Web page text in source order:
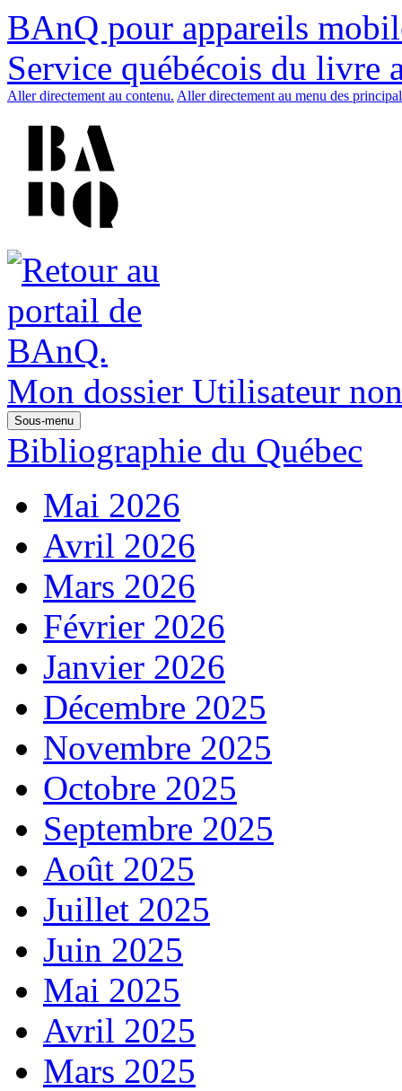
BAnQ pour appareils
Service québécois du livre
Aller directement au contenu. Aller directement au menu des
Mon dossier Utilisateur
Sous-menu
Bibliographie du Québec
Mai 2026
Avril 2026
Mars 2026
Février 2026
Janvier 2026
Décembre 2025
Novembre 2025
Octobre 2025
Septembre 2025
Août 2025
Juillet 2025
Juin 2025
Mai 2025
Avril 2025
Mars 2025